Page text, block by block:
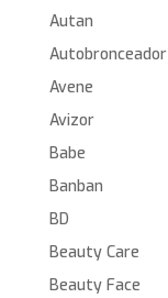
Autan
Autobronceador
Avene
Avizor
Babe
Banban
BD
Beauty Care
Beauty Face